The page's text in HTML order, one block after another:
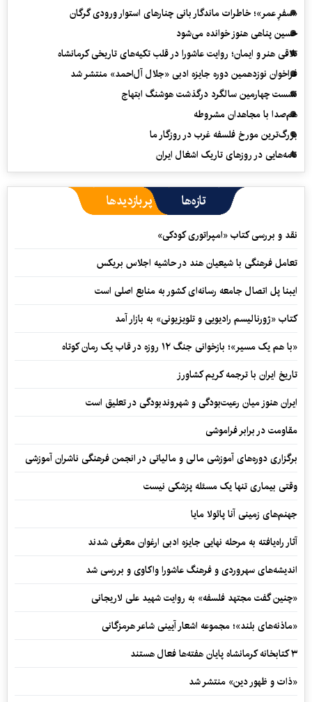
«سفرِ عمر»؛ خاطرات ماندگار بانی چنارهای استوار ورودی گرگان
حسین پناهی هنوز خوانده می‌شود
تلاقی هنر و ایمان؛ روایت عاشورا در قلب تکیه‌های تاریخی کرمانشاه
فراخوان نوزدهمین دوره جایزه ادبی «جلال آل‌احمد» منتشر شد
نشست چهارمین سالگرد درگذشت هوشنگ ابتهاج
هم‌صدا با مجاهدان مشروطه
بزرگ‌ترین مورخ فلسفه غرب در روزگار ما
نامه‌هایی در روزهای تاریک اشغال ایران
تازه‌ها پربازدیدها
نقد و بررسی کتاب «امپراتوری کودکی»
تعامل فرهنگی با شیعیان هند در حاشیه اجلاس بریکس
ایبنا پل اتصال جامعه رسانه‌ای کشور به منابع اصلی است
کتاب «ژورنالیسم رادیویی و تلویزیونی» به بازار آمد
«با هم یک مسیر»؛ بازخوانی جنگ ۱۲ روزه در قاب یک رمان کوتاه
تاریخ ایران با ترجمه کریم کشاورز
ایران هنوز میان رعیت‌بودگی و شهروندبودگی در تعلیق است
مقاومت در برابر فراموشی
برگزاری دوره‌های آموزشی مالی و مالیاتی در انجمن فرهنگی ناشران آموزشی
وقتی بیماری تنها یک مسئله پزشکی نیست
جهنم‌های زمینی آنا پائولا مایا
آثار راه‌یافته به مرحله نهایی جایزه ادبی ارغوان معرفی شدند
اندیشه‌های سهروردی و فرهنگ عاشورا واکاوی و بررسی شد
«چنین گفت مجتهد فلسفه» به روایت شهید علی لاریجانی
«ماذنه‌های بلند»؛ مجموعه اشعار آیینی شاعر هرمزگانی
۳ کتابخانه کرمانشاه پایان هفته‌ها فعال هستند
«ذات و ظهور دین» منتشر شد